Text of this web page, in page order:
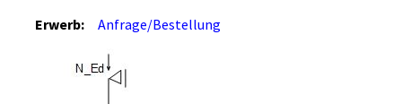
Erwerb:
Anfrage/Bestellung